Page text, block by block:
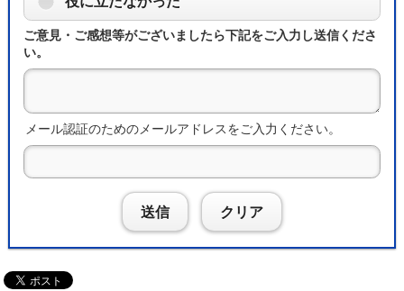
ご意見・ご感想等がございましたら下記をご入力し送信くださ
い。
メール認証のためのメールアドレスをご入力ください。
送信 クリア